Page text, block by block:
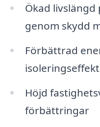
Ökad
genom skydd
Förbättrad
Höjd
förbättringar